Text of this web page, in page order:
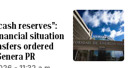
reserves”:
situation
ordered
PR